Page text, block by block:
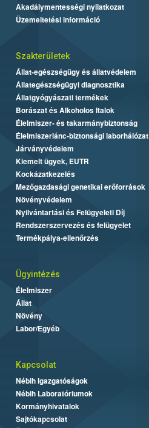
Akadálymentességi nyilatkozat
Üzemeltetési információ
Szakterületek
Állat-egészségügy és állatvédelem
Állategészségügyi diagnosztika
Állatgyógyászati termékek
Borászat és Alkoholos Italok
Élelmiszer- és takarmánybiztonság
Élelmiszerlánc-biztonsági laborhálózat
Járványvédelem
Kiemelt ügyek, EUTR
Kockázatkezelés
Mezőgazdasági genetikai erőforrások
Növényvédelem
Nyilvántartási és Felügyeleti Díj
Rendszerszervezés és felügyelet
Termékpálya-ellenőrzés
Ügyintézés
Élelmiszer
Állat
Növény
Labor/Egyéb
Kapcsolat
Nébih Igazgatóságok
Nébih Laboratóriumok
Kormányhivatalok
Sajtókapcsolat